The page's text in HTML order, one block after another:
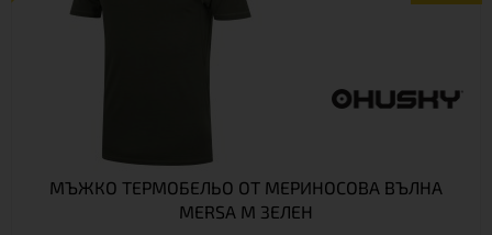
МЪЖКО ТЕРМОБЕЛЬО ОТ МЕРИНОСОВА ВЪЛНА
MERSA M ЗЕЛЕН